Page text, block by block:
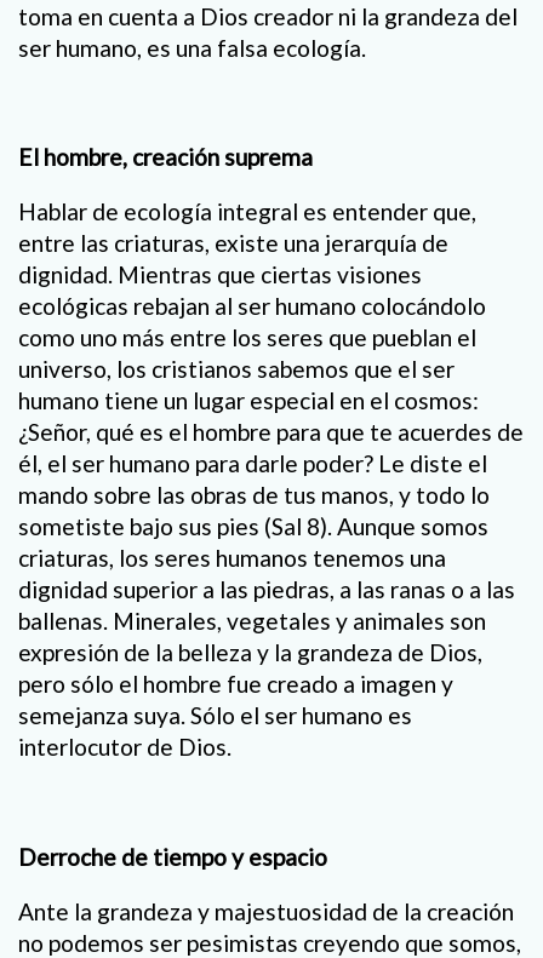
toma en cuenta a Dios creador ni la grandeza del
ser humano, es una falsa ecología.
El hombre, creación suprema
Hablar de ecología integral es entender que,
entre las criaturas, existe una jerarquía de
dignidad. Mientras que ciertas visiones
ecológicas rebajan al ser humano colocándolo
como uno más entre los seres que pueblan el
universo, los cristianos sabemos que el ser
humano tiene un lugar especial en el cosmos:
¿Señor, qué es el hombre para que te acuerdes de
él, el ser humano para darle poder? Le diste el
mando sobre las obras de tus manos, y todo lo
sometiste bajo sus pies (Sal 8). Aunque somos
criaturas, los seres humanos tenemos una
dignidad superior a las piedras, a las ranas o a las
ballenas. Minerales, vegetales y animales son
expresión de la belleza y la grandeza de Dios,
pero sólo el hombre fue creado a imagen y
semejanza suya. Sólo el ser humano es
interlocutor de Dios.
Derroche de tiempo y espacio
Ante la grandeza y majestuosidad de la creación
no podemos ser pesimistas creyendo que somos,